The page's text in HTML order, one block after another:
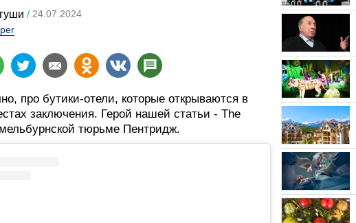
24.07.2024
про бутики-отели, которые открываются в
заключения. Герой нашей статьи - The
тюрьме Пентридж.